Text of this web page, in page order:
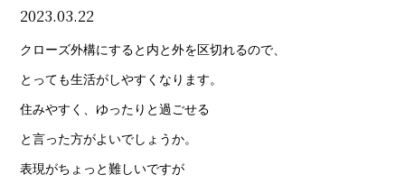
2023.03.22
クローズ外構にすると内と外を区切れるので、
とっても生活がしやすくなります。
住みやすく、ゆったりと過ごせる
と言った方がよいでしょうか。
表現がちょっと難しいですが